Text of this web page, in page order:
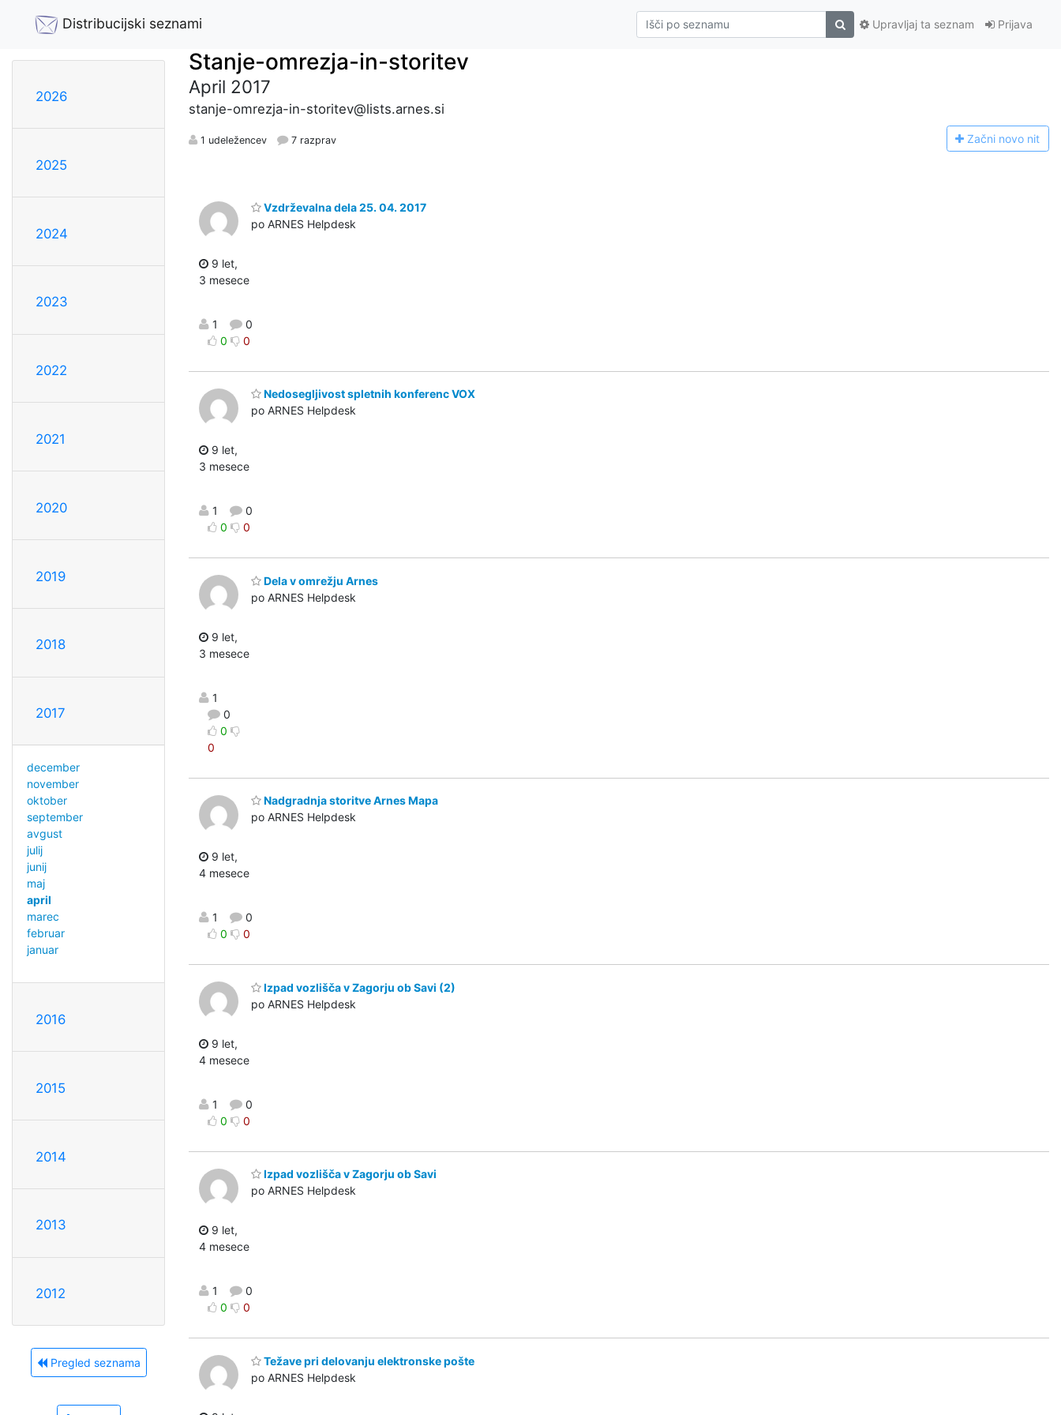
Distribucijski seznami Prijava
Upravljaj ta seznam
2026
2025
2024
2023
2022
2021
2020
2019
2018
2017
december
november
oktober
september
avgust
julij
junij
maj
april
marec
februar
januar
2016
2015
2014
2013
2012
Pregled seznama
Stanje-omrezja-in-storitev
April 2017
stanje-omrezja-in-storitev@lists.arnes.si
1 udeležencev 7 razprav Začni novo nit
Vzdrževalna dela 25. 04. 2017
po ARNES Helpdesk
9 let,
3 mesece
1
0
0
0
Nedosegljivost spletnih konferenc VOX
po ARNES Helpdesk
9 let,
3 mesece
1
0
0
0
Dela v omrežju Arnes
po ARNES Helpdesk
9 let,
3 mesece
1
0
0
0
Nadgradnja storitve Arnes Mapa
po ARNES Helpdesk
9 let,
4 mesece
1
0
0
0
Izpad vozlišča v Zagorju ob Savi (2)
po ARNES Helpdesk
9 let,
4 mesece
1
0
0
0
Izpad vozlišča v Zagorju ob Savi
po ARNES Helpdesk
9 let,
4 mesece
1
0
0
0
Težave pri delovanju elektronske pošte
po ARNES Helpdesk